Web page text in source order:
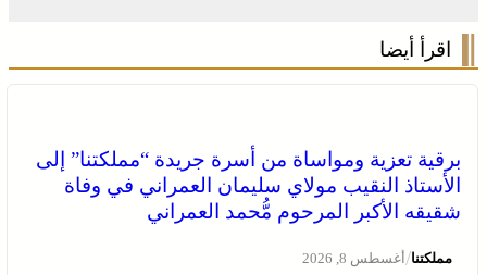
اقرأ أيضا
برقية تعزية ومواساة من أسرة جريدة “مملكتنا” إلى
الأستاذ النقيب مولاي سليمان العمراني في وفاة
شقيقه الأكبر المرحوم مُّحمد العمراني
مملكتنا/أغسطس 8, 2026